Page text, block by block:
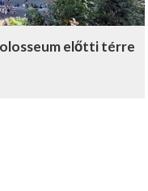
előtti térre